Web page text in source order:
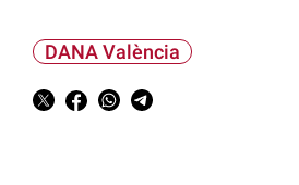
DANA València